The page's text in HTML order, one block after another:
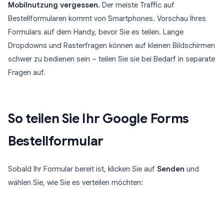
Mobilnutzung vergessen. Der meiste Traffic auf
Bestellformularen kommt von Smartphones. Vorschau Ihres
Formulars auf dem Handy, bevor Sie es teilen. Lange
Dropdowns und Rasterfragen können auf kleinen Bildschirmen
schwer zu bedienen sein – teilen Sie sie bei Bedarf in separate
Fragen auf.
So teilen Sie Ihr Google Forms
Bestellformular
Sobald Ihr Formular bereit ist, klicken Sie auf Senden und
wählen Sie, wie Sie es verteilen möchten: